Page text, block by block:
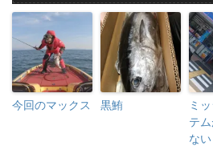
今回のマックス 黒鮪
ミ
テ
ない